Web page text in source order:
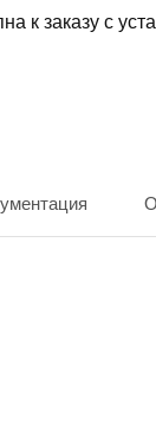
к заказу с